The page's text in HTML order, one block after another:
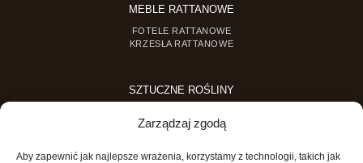
Zarządzaj zgodą
Aby zapewnić jak najlepsze wrażenia, korzystamy z technologii, takich jak
MEBLE RATTANOWE
FOTELE RATTANOWE
KRZESŁA RATTANOWE
SZTUCZNE ROŚLINY
SZTUCZNE ROŚLINY DONICZKOWE